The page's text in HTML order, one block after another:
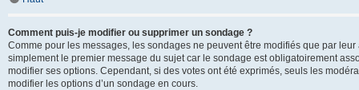
Comment puis-je modifier ou supprimer un sondage ?
Comme pour les messages, les sondages ne peuvent être modifiés que par
simplement le premier message du sujet car le sondage est obligatoirement
modifier ses options. Cependant, si des votes ont été exprimés, seuls les
modifier les options d’un sondage en cours.